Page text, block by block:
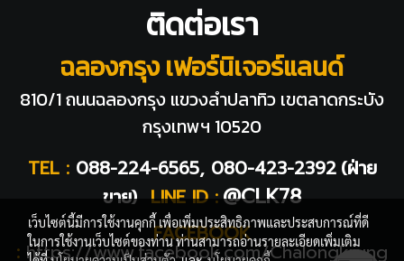
ติดต่อเรา
ฉลองกรุง เฟอร์นิเจอร์แลนด์
810/1 ถนนฉลองกรุง แขวงลำปลาทิว เขตลาดกระบัง
กรุงเทพฯ 10520
TEL : 088-224-6565, 080-423-2392 (ฝ่าย
ขาย) LINE ID : @CLK78
FACEBOOK
: https://www.facebook.com/Chalongkrung
เว็บไซต์นี้มีการใช้งานคุกกี้ เพื่อเพิ่มประสิทธิภาพและประสบการณ์ที่ดี
ในการใช้งานเว็บไซต์ของท่าน ท่านสามารถอ่านรายละเอียดเพิ่มเติม